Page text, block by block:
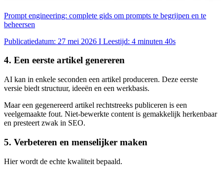
Prompt engineering: complete gids om prompts te begrijpen en te
beheersen
Publicatiedatum: 27 mei 2026 I Leestijd: 4 minuten 40s
4. Een eerste artikel genereren
AI kan in enkele seconden een artikel produceren. Deze eerste
versie biedt structuur, ideeën en een werkbasis.
Maar een gegenereerd artikel rechtstreeks publiceren is een
veelgemaakte fout. Niet-bewerkte content is gemakkelijk herkenbaar
en presteert zwak in SEO.
5. Verbeteren en menselijker maken
Hier wordt de echte kwaliteit bepaald.